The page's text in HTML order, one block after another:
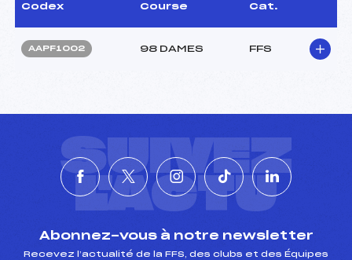
Codex Course Cat.
AAPF1002 98 DAMES FFS
SUIVEZ
L'ACTU
Abonnez-vous à notre newsletter
Recevez l’actualité de la FFS, des clubs et des Équipes